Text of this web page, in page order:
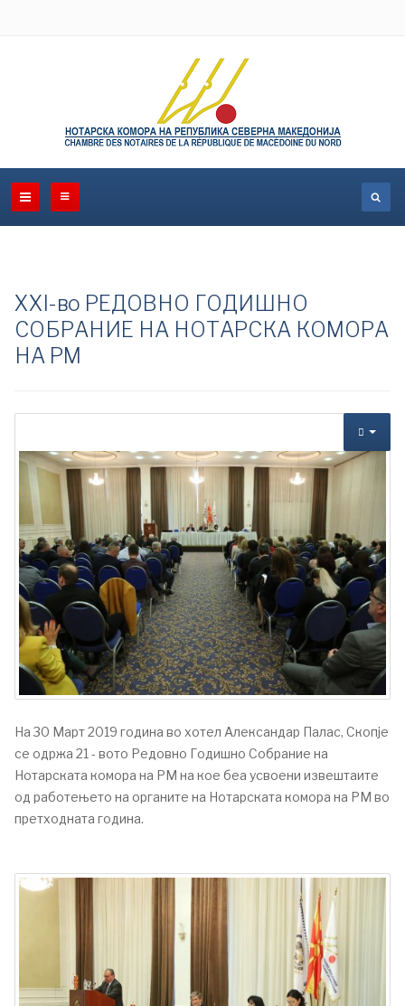
XXI-во РЕДОВНО ГОДИШНО
СОБРАНИЕ НА НОТАРСКА КОМОРА
НА РМ
На 30 Март 2019 година во хотел Александар Палас, Скопје
се одржа 21 - вото Редовно Годишно Сoбрание на
Нотарската комора на РМ на кое беа усвоени извештаите
од работењето на органите на Нотарската комора на РМ во
претходната година.